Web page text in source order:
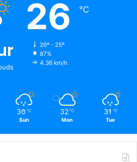
26 ℃
26º - 25º
87%
4.36 km/h
30 ℃
Sun
32 ℃
Mon
31 ℃
Tue